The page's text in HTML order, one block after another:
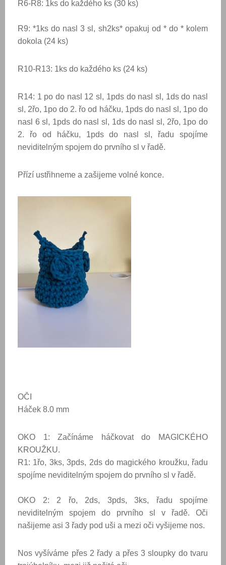
R6-R8: 1ks do každého ks (30 ks)
R9:*1ks do nasl 3 sl, sh2ks* opakuj od * do * kolem
dokola (24 ks)
R10-R13: 1ks do každého ks (24 ks)
R14: 1 po do nasl 12 sl, 1pds do nasl sl, 1ds do nasl
sl, 2řo, 1po do 2. řo od háčku, 1pds do nasl sl, 1po do
nasl 6 sl, 1pds do nasl sl, 1ds do nasl sl, 2řo, 1po do
2. řo od háčku, 1pds do nasl sl, řadu spojíme
neviditelným spojem do prvního sl v řadě.
Přízí ustřihneme a zašijeme volné konce.
OČI
Háček 8.0 mm
OKO 1:Začínáme háčkovat do MAGICKÉHO
KROUŽKU.
R1: 1řo, 3ks, 3pds, 2ds do magického kroužku, řadu
spojíme neviditelným spojem do prvního sl v řadě.
OKO 2: 2 řo, 2ds, 3pds, 3ks, řadu spojíme
neviditelným spojem do prvního sl v řadě. Oči
našijeme asi 3 řady pod uši a mezi oči vyšijeme nos.
Nos vyšíváme přes 2 řady a přes 3 sloupky do tvaru